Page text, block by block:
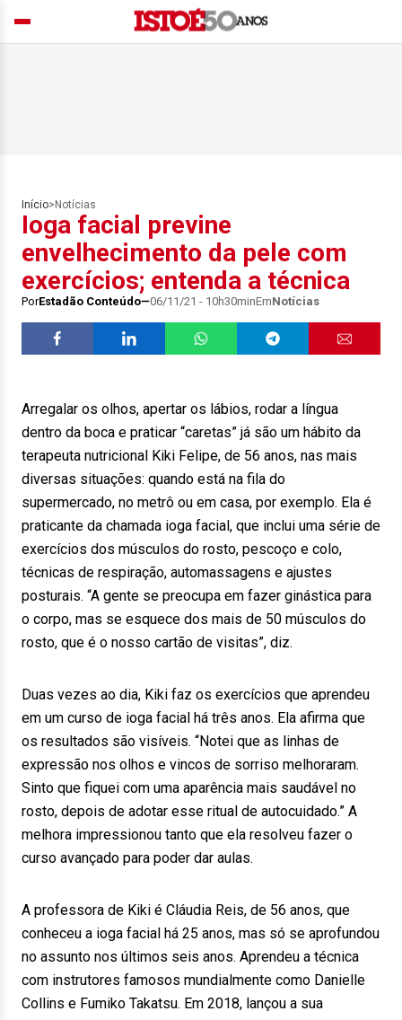
Início> Notícias
Ioga facial previne
envelhecimento da pele com
exercícios; entenda a técnica
PorEstadão Conteúdo 06/11/21 - 10h30minEmNotícias
Arregalar os olhos, apertar os lábios, rodar a língua
dentro da boca e praticar “caretas” já são um hábito da
terapeuta nutricional Kiki Felipe, de 56 anos, nas mais
diversas situações: quando está na fila do
supermercado, no metrô ou em casa, por exemplo. Ela é
praticante da chamada ioga facial, que inclui uma série de
exercícios dos músculos do rosto, pescoço e colo,
técnicas de respiração, automassagens e ajustes
posturais. “A gente se preocupa em fazer ginástica para
o corpo, mas se esquece dos mais de 50 músculos do
rosto, que é o nosso cartão de visitas”, diz.
Duas vezes ao dia, Kiki faz os exercícios que aprendeu
em um curso de ioga facial há três anos. Ela afirma que
os resultados são visíveis. “Notei que as linhas de
expressão nos olhos e vincos de sorriso melhoraram.
Sinto que fiquei com uma aparência mais saudável no
rosto, depois de adotar esse ritual de autocuidado.” A
melhora impressionou tanto que ela resolveu fazer o
curso avançado para poder dar aulas.
A professora de Kiki é Cláudia Reis, de 56 anos, que
conheceu a ioga facial há 25 anos, mas só se aprofundou
no assunto nos últimos seis anos. Aprendeu a técnica
com instrutores famosos mundialmente como Danielle
Collins e Fumiko Takatsu. Em 2018, lançou a sua